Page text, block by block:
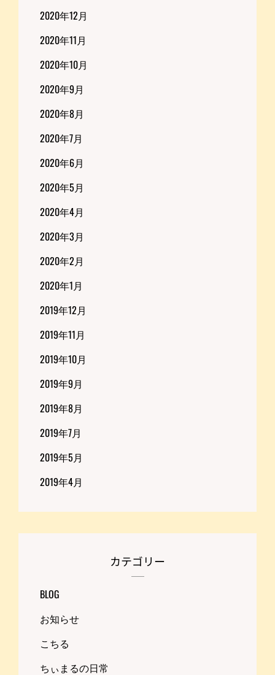
2020年12月
2020年11月
2020年10月
2020年9月
2020年8月
2020年7月
2020年6月
2020年5月
2020年4月
2020年3月
2020年2月
2020年1月
2019年12月
2019年11月
2019年10月
2019年9月
2019年8月
2019年7月
2019年5月
2019年4月
カテゴリー
BLOG
お知らせ
こちる
ちぃまるの日常